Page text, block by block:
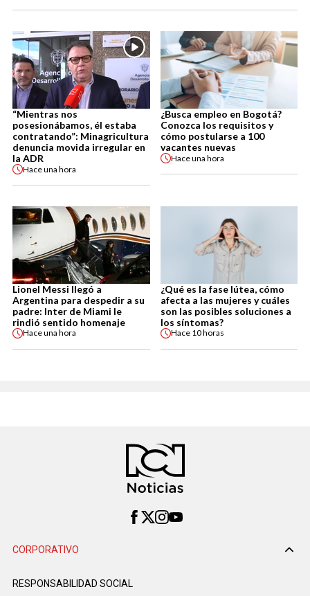
“Mientras nos
posesionábamos, él estaba
contratando”: Minagricultura
denuncia movida irregular en
la ADR
Haceuna hora
¿Busca empleo en Bogotá?
Conozca los requisitos y
cómo postularse a 100
vacantes nuevas
Haceuna hora
Lionel Messi llegó a
Argentina para despedir a su
padre: Inter de Miami le
rindió sentido homenaje
Haceuna hora
¿Qué es la fase lútea, cómo
afecta a las mujeres y cuáles
son las posibles soluciones a
los síntomas?
Hace 10 horas
CORPORATIVO
RESPONSABILIDAD SOCIAL